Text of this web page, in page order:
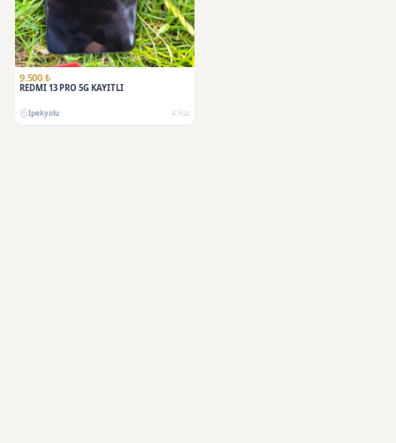
SATILDI
9.500 ₺
REDMİ 13 PRO 5G KAYITLI
İpekyolu 4 Haz